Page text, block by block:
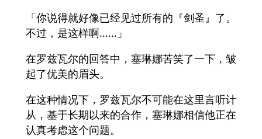
「你说得就好像已经见过所有的『剑圣』了。
不过，是这样啊......」
在罗兹瓦尔的回答中，塞琳娜苦笑了一下，皱
起了优美的眉头。
在这种情况下，罗兹瓦尔不可能在这里言听计
从，基于长期以来的合作，塞琳娜相信他正在
认真考虑这个问题。